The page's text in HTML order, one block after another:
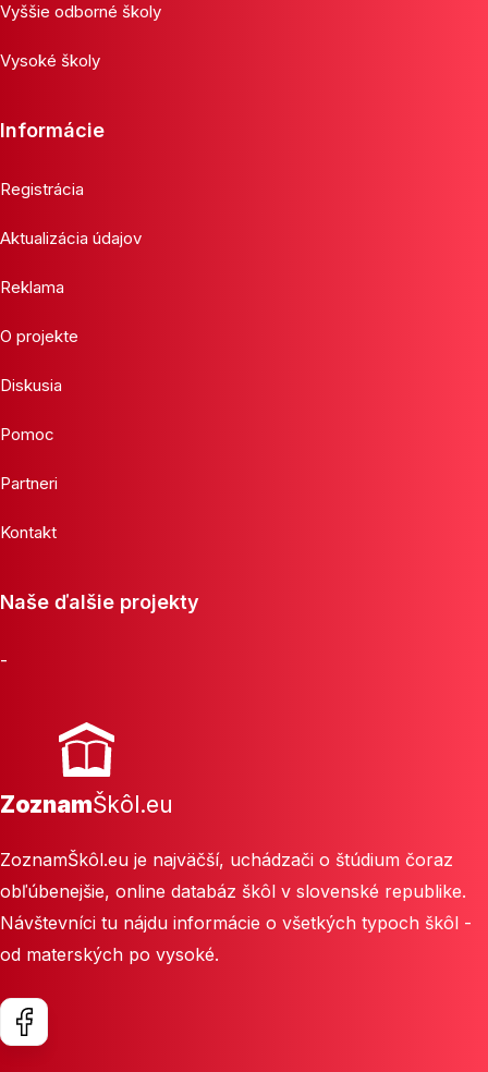
Vyššie odborné školy
Vysoké školy
Informácie
Registrácia
Aktualizácia údajov
Reklama
O projekte
Diskusia
Pomoc
Partneri
Kontakt
Naše ďalšie projekty
-
ZoznamŠkôl.eu
ZoznamŠkôl.eu je najväčší, uchádzači o štúdium čoraz
obľúbenejšie, online databáz škôl v slovenské republike.
Návštevníci tu nájdu informácie o všetkých typoch škôl -
od materských po vysoké.